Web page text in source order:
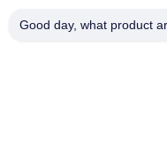
Good day, what product